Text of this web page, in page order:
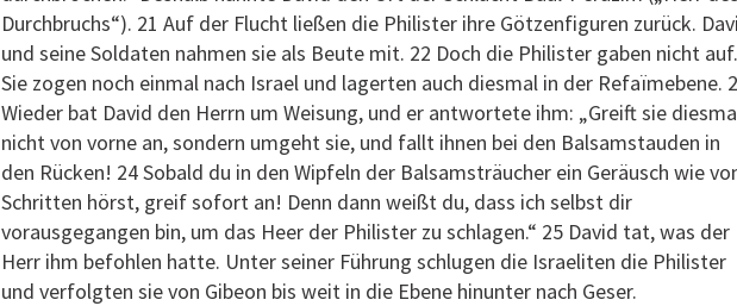
Durchbruchs“). 21 Auf der Flucht ließen die Philister ihre Götzenfiguren zurück.
und seine Soldaten nahmen sie als Beute mit. 22 Doch die Philister gaben nicht auf.
Sie zogen noch einmal nach Israel und lagerten auch diesmal in der Refaïmebene.
Wieder bat David den Herrn um Weisung, und er antwortete ihm: „Greift sie
nicht von vorne an, sondern umgeht sie, und fallt ihnen bei den Balsamstauden in
den Rücken! 24 Sobald du in den Wipfeln der Balsamsträucher ein Geräusch wie
Schritten hörst, greif sofort an! Denn dann weißt du, dass ich selbst dir
vorausgegangen bin, um das Heer der Philister zu schlagen.“ 25 David tat, was der
Herr ihm befohlen hatte. Unter seiner Führung schlugen die Israeliten die Philister
und verfolgten sie von Gibeon bis weit in die Ebene hinunter nach Geser.